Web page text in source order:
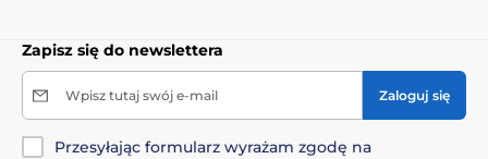
Zapisz się do newslettera
Wpisz tutaj swój e-mail Zaloguj się
Przesyłając formularz wyrażam zgodę na